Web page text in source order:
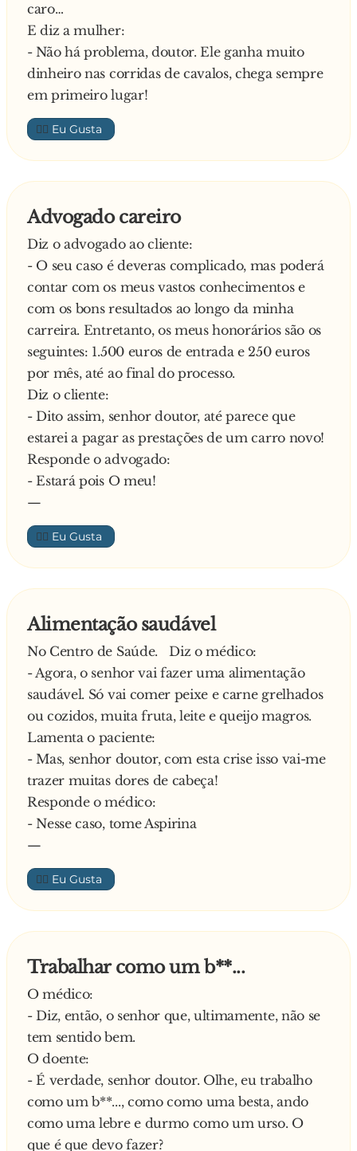
esforço ao menos? – pergunta o médico.
E explica o preto:
- Não percebeu Não entrou no copo!
caro…
E diz a mulher:
- Não há problema, doutor. Ele ganha muito
dinheiro nas corridas de cavalos, chega sempre
em primeiro lugar!
👍🏼
Advogado careiro
Diz o advogado ao cliente:
- O seu caso é deveras complicado, mas poderá
contar com os meus vastos conhecimentos e
com os bons resultados ao longo da minha
carreira. Entretanto, os meus honorários são os
seguintes: 1.500 euros de entrada e 250 euros
por mês, até ao final do processo.
Diz o cliente:
- Dito assim, senhor doutor, até parece que
estarei a pagar as prestações de um carro novo!
Responde o advogado:
- Estará pois O meu!
—
👍🏼
Alimentação saudável
No Centro de Saúde. Diz o médico:
- Agora, o senhor vai fazer uma alimentação
saudável. Só vai comer peixe e carne grelhados
ou cozidos, muita fruta, leite e queijo magros.
Lamenta o paciente:
- Mas, senhor doutor, com esta crise isso vai-me
trazer muitas dores de cabeça!
Responde o médico:
- Nesse caso, tome Aspirina
—
👍🏼
Trabalhar como um b**...
O médico:
- Diz, então, o senhor que, ultimamente, não se
tem sentido bem.
O doente:
- É verdade, senhor doutor. Olhe, eu trabalho
como um b**..., como como uma besta, ando
como uma lebre e durmo como um urso. O
que é que devo fazer?